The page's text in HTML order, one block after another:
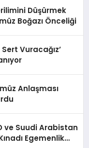
Düşürmek
Boğazı Önceliği
Vuracağız’
Anlaşması
ve Suudi Arabistan
Egemenlik